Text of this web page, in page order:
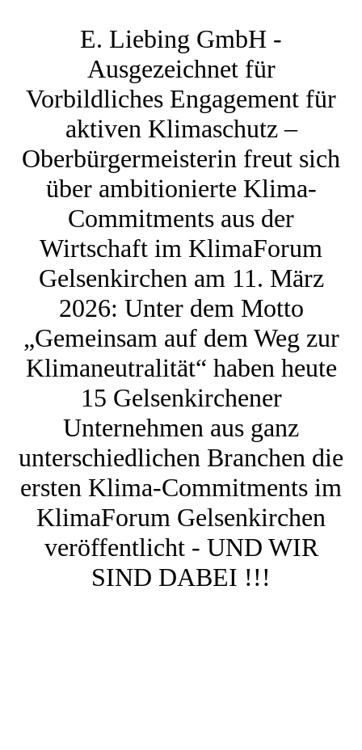
E. Liebing GmbH -
Ausgezeichnet für
Vorbildliches Engagement für
aktiven Klimaschutz –
Oberbürgermeisterin freut sich
über ambitionierte Klima-
Commitments aus der
Wirtschaft im KlimaForum
Gelsenkirchen am 11. März
2026: Unter dem Motto
„Gemeinsam auf dem Weg zur
Klimaneutralität“ haben heute
15 Gelsenkirchener
Unternehmen aus ganz
unterschiedlichen Branchen die
ersten Klima-Commitments im
KlimaForum Gelsenkirchen
veröffentlicht - UND WIR
SIND DABEI !!!